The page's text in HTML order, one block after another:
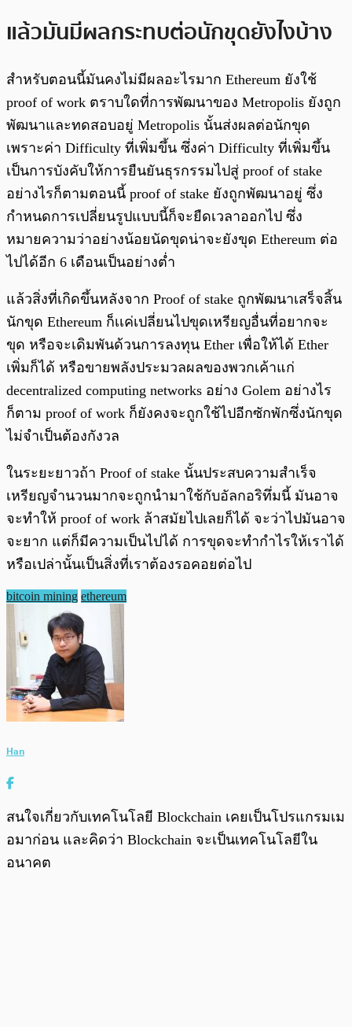
แล้วมันมีผลกระทบต่อนักขุดยังไงบ้าง
สำหรับตอนนี้มันคงไม่มีผลอะไรมาก Ethereum ยังใช้
proof of work ตราบใดที่การพัฒนาของ Metropolis ยังถูก
พัฒนาและทดสอบอยู่ Metropolis นั้นส่งผลต่อนักขุด
เพราะค่า Difficulty ที่เพิ่มขึ้น ซึ่งค่า Difficulty ที่เพิ่มขึ้น
เป็นการบังคับให้การยืนยันธุรกรรมไปสู่ proof of stake
อย่างไรก็ตามตอนนี้ proof of stake ยังถูกพัฒนาอยู่ ซึ่ง
กำหนดการเปลี่ยนรูปแบบนี้ก็จะยืดเวลาออกไป ซึ่ง
หมายความว่าอย่างน้อยนัดขุดน่าจะยังขุด Ethereum ต่อ
ไปได้อีก 6 เดือนเป็นอย่างต่ำ
แล้วสิ่งที่เกิดขึ้นหลังจาก Proof of stake ถูกพัฒนาเสร็จสิ้น
นักขุด Ethereum ก็เเค่เปลี่ยนไปขุดเหรียญอื่นที่อยากจะ
ขุด หรือจะเดิมพันด้วนการลงทุน Ether เพื่อให้ได้ Ether
เพิ่มก็ได้ หรือขายพลังประมวลผลของพวกเค้าแก่
decentralized computing networks อย่าง Golem อย่างไร
ก็ตาม proof of work ก็ยังคงจะถูกใช้ไปอีกซักพักซึ่งนักขุด
ไม่จำเป็นต้องกังวล
ในระยะยาวถ้า Proof of stake นั้นประสบความสำเร็จ
เหรียญจำนวนมากจะถูกนำมาใช้กับอัลกอริทึ่มนี้ มันอาจ
จะทำให้ proof of work ล้าสมัยไปเลยก็ได้ จะว่าไปมันอาจ
จะยาก แต่ก็มีความเป็นไปได้ การขุดจะทำกำไรให้เราได้
หรือเปล่านั้นเป็นสิ่งที่เราต้องรอคอยต่อไป
bitcoin mining ethereum
Han
สนใจเกี่ยวกับเทคโนโลยี Blockchain เคยเป็นโปรแกรมเม
อมาก่อน และคิดว่า Blockchain จะเป็นเทคโนโลยีใน
อนาคต